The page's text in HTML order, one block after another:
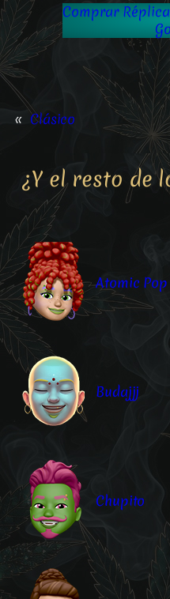
Comprar
« Clásico
¿Y el resto de
Atomic Pop
Budajjj
Chupito